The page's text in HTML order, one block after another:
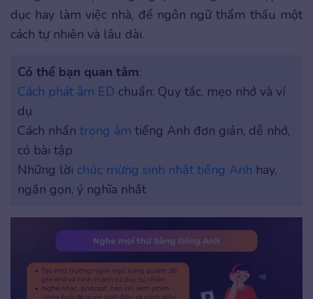
dục hay làm việc nhà, để ngôn ngữ thẩm thấu một
cách tự nhiên và lâu dài.
Có thể bạn quan tâm:
Cách phát âm ED chuẩn: Quy tắc, mẹo nhớ và ví
dụ
Cách nhấn trọng âm tiếng Anh đơn giản, dễ nhớ,
có bài tập
Những lời chúc mừng sinh nhật tiếng Anh hay,
ngắn gọn, ý nghĩa nhất